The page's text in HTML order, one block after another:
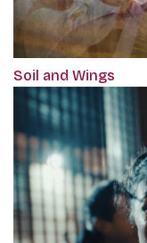
Soil and Wings